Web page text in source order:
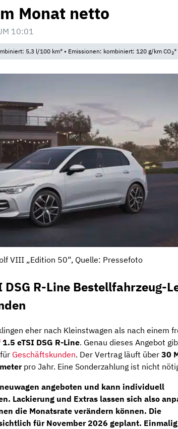
Monat netto
10:01
5,3 l/100 km* • Emissionen: kombiniert: 120 g/km CO2*
VIII „Edition 50“, Quelle: Pressefoto
DSG R-Line Bestellfahrzeug-
eher nach Kleinstwagen als nach einem
1.5 eTSI DSG R-Line. Genau dieses Angebot
für Geschäftskunden. Der Vertrag läuft über 30
pro Jahr. Eine Sonderzahlung ist nicht
angeboten und kann individuell
Lackierung und Extras lassen sich also
die Monatsrate verändern können. Die
für November 2026 geplant.